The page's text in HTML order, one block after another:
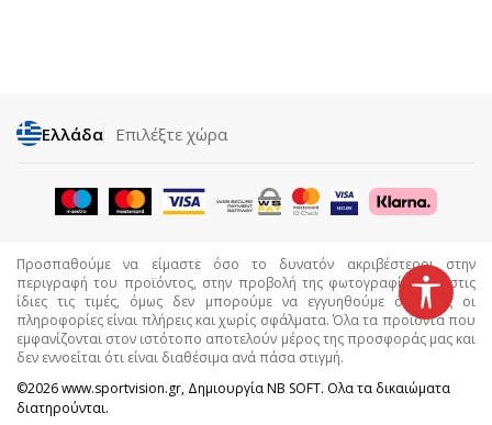
Ελλάδα Επιλέξτε χώρα
Προσπαθούμε να είμαστε όσο το δυνατόν ακριβέστεροι στην
περιγραφή του προϊόντος, στην προβολή της φωτογραφίας και στις
ίδιες τις τιμές, όμως δεν μπορούμε να εγγυηθούμε ότι όλες οι
πληροφορίες είναι πλήρεις και χωρίς σφάλματα. Όλα τα προϊόντα που
εμφανίζονται στον ιστότοπο αποτελούν μέρος της προσφοράς μας και
δεν εννοείται ότι είναι διαθέσιμα ανά πάσα στιγμή.
©2026www.sportvision.gr, ΔημιουργίαNB SOFT. Ολα τα δικαιώματα
διατηρούνται.